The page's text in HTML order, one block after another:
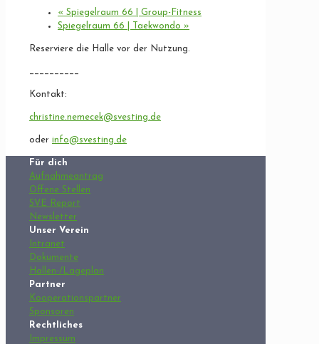
« Spiegelraum 66 | Group-Fitness
Spiegelraum 66 | Taekwondo »
Reserviere die Halle vor der Nutzung.
__________
Kontakt:
christine.nemecek@svesting.de
oder info@svesting.de
Für dich
Aufnahmeantrag
Offene Stellen
SVE Report
Newsletter
Unser Verein
Intranet
Dokumente
Hallen-/Lageplan
Partner
Kooperationspartner
Sponsoren
Rechtliches
Impressum